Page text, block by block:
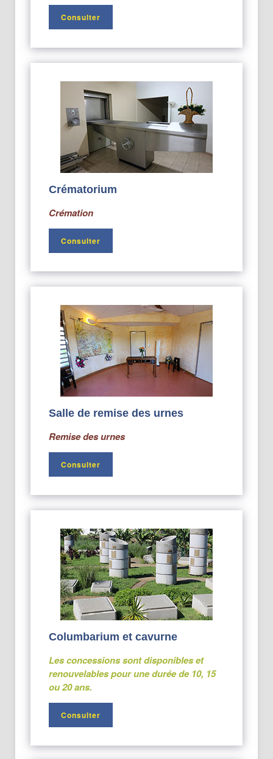
Consulter
Crématorium
Crémation
Consulter
Salle de remise des urnes
Remise des urnes
Consulter
Columbarium et cavurne
Les concessions sont disponibles et
renouvelables pour une durée de 10, 15
ou 20 ans.
Consulter